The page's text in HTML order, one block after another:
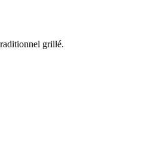
grillé.